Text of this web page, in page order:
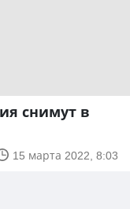
снимут в
15 марта 2022, 8:03